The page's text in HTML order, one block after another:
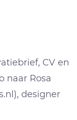
CV en
naar Rosa
designer